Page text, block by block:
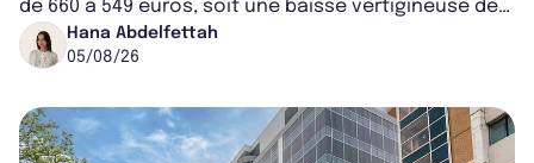
de 660 à 549 euros, soit une baisse vertigineuse de
16,82%. Cette nouvell...
Hana Abdelfettah
05/08/26